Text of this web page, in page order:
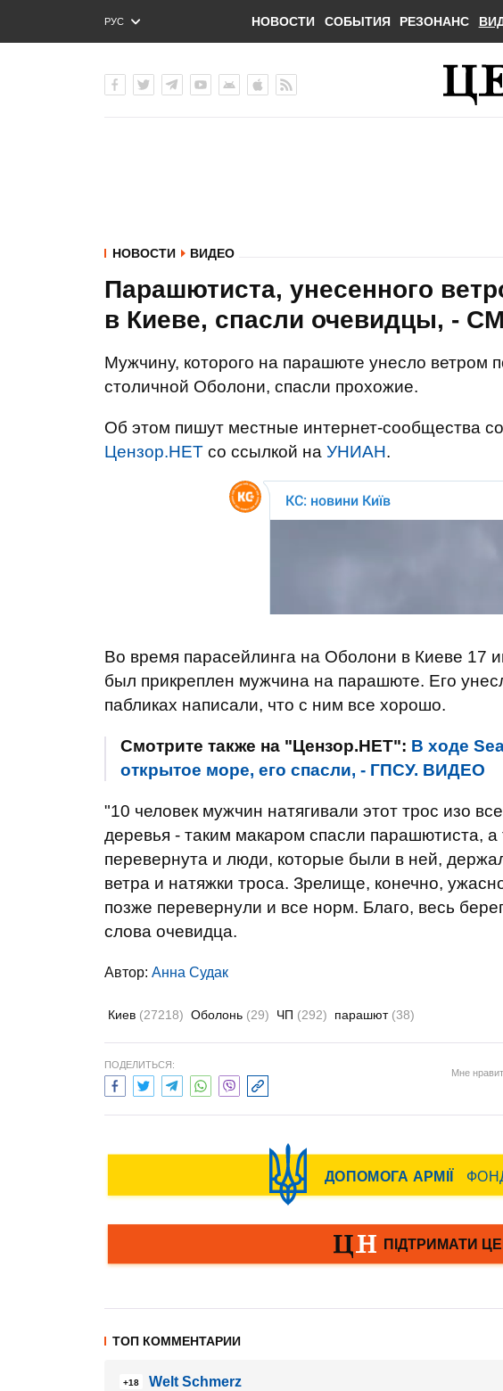
РУС
ENG
НОВОСТИ СОБЫТИЯ РЕЗОНАНС
НОВОСТИ ВИДЕО
Парашютиста, унесенного
в Киеве, спасли очевидцы, -
Мужчину, которого на парашюте унесло ветром
столичной Оболони, спасли прохожие.
Об этом пишут местные интернет-сообщества
Цензор.НЕТ со ссылкой на УНИАН.
Во время парасейлинга на Оболони в Киеве 17
был прикреплен мужчина на парашюте. Его
пабликах написали, что с ним все хорошо.
Смотрите также на "Цензор.НЕТ": В ходе
открытое море, его спасли, - ГПСУ. ВИДЕО
"10 человек мужчин натягивали этот трос изо
деревья - таким макаром спасли парашютиста,
перевернута и люди, которые были в ней,
ветра и натяжки троса. Зрелище, конечно,
позже перевернули и все норм. Благо, весь
слова очевидца.
Автор: Анна Судак
Киев (27218) Оболонь (29) ЧП (292) парашют (38)
ПОДЕЛИТЬСЯ:
Мне
ТОП КОММЕНТАРИИ
+18
Welt Schmerz